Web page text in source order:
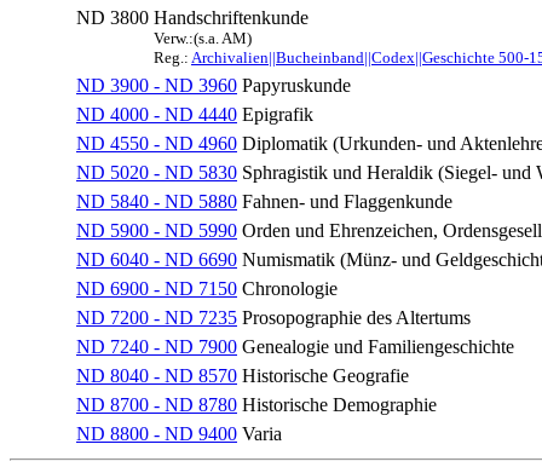
ND 3800 Handschriftenkunde
Verw.:(s.a. AM)
Reg.: Archivalien||Bucheinband||Codex||Geschichte 500-
ND 3900 - ND 3960 Papyruskunde
ND 4000 - ND 4440 Epigrafik
ND 4550 - ND 4960 Diplomatik (Urkunden- und
ND 5020 - ND 5830 Sphragistik und Heraldik (Siegel- und
ND 5840 - ND 5880 Fahnen- und Flaggenkunde
ND 5900 - ND 5990 Orden und Ehrenzeichen,
ND 6040 - ND 6690 Numismatik (Münz- und
ND 6900 - ND 7150 Chronologie
ND 7200 - ND 7235 Prosopographie des Altertums
ND 7240 - ND 7900 Genealogie und Familiengeschichte
ND 8040 - ND 8570 Historische Geografie
ND 8700 - ND 8780 Historische Demographie
ND 8800 - ND 9400 Varia